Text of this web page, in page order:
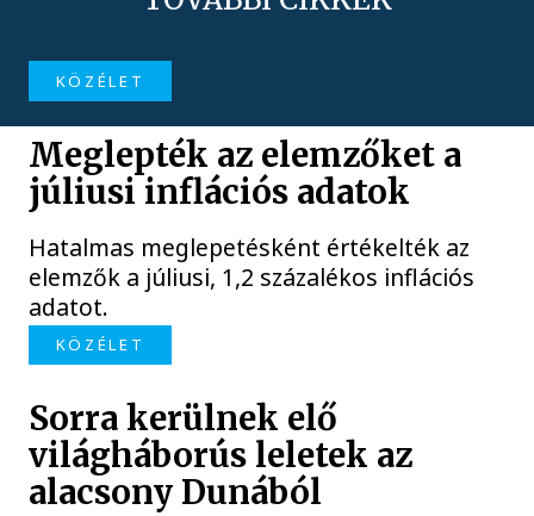
KÖZÉLET
Meglepték az elemzőket a
júliusi inflációs adatok
Hatalmas meglepetésként értékelték az
elemzők a júliusi, 1,2 százalékos inflációs
adatot.
KÖZÉLET
Sorra kerülnek elő
világháborús leletek az
alacsony Dunából